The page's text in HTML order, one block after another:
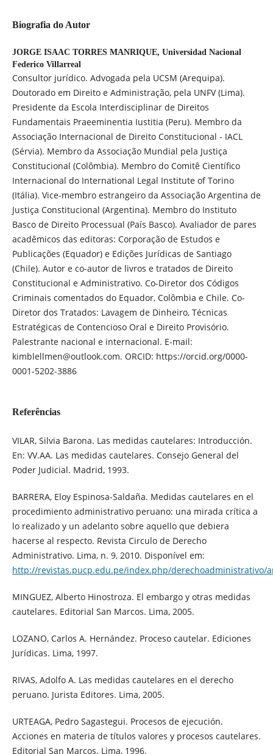
Biografia do Autor
JORGE ISAAC TORRES MANRIQUE, Universidad Nacional
Federico Villarreal
Consultor jurídico. Advogada pela UCSM (Arequipa).
Doutorado em Direito e Administração, pela UNFV (Lima).
Presidente da Escola Interdisciplinar de Direitos
Fundamentais Praeeminentia Iustitia (Peru). Membro da
Associação Internacional de Direito Constitucional - IACL
(Sérvia). Membro da Associação Mundial pela Justiça
Constitucional (Colômbia). Membro do Comitê Científico
Internacional do International Legal Institute of Torino
(Itália). Vice-membro estrangeiro da Associação Argentina de
Justiça Constitucional (Argentina). Membro do Instituto
Basco de Direito Processual (País Basco). Avaliador de pares
acadêmicos das editoras: Corporação de Estudos e
Publicações (Equador) e Edições Jurídicas de Santiago
(Chile). Autor e co-autor de livros e tratados de Direito
Constitucional e Administrativo. Co-Diretor dos Códigos
Criminais comentados do Equador, Colômbia e Chile. Co-
Diretor dos Tratados: Lavagem de Dinheiro, Técnicas
Estratégicas de Contencioso Oral e Direito Provisório.
Palestrante nacional e internacional. E-mail:
kimblellmen@outlook.com. ORCID: https://orcid.org/0000-
0001-5202-3886
Referências
VILAR, Silvia Barona. Las medidas cautelares: Introducción.
En: VV.AA. Las medidas cautelares. Consejo General del
Poder Judicial. Madrid, 1993.
BARRERA, Eloy Espinosa-Saldaña. Medidas cautelares en el
procedimiento administrativo peruano: una mirada crítica a
lo realizado y un adelanto sobre aquello que debiera
hacerse al respecto. Revista Circulo de Derecho
Administrativo. Lima, n. 9, 2010. Disponível em:
http://revistas.pucp.edu.pe/index.php/derechoadministrativo/
MINGUEZ, Alberto Hinostroza. El embargo y otras medidas
cautelares. Editorial San Marcos. Lima, 2005.
LOZANO, Carlos A. Hernández. Proceso cautelar. Ediciones
Jurídicas. Lima, 1997.
RIVAS, Adolfo A. Las medidas cautelares en el derecho
peruano. Jurista Editores. Lima, 2005.
URTEAGA, Pedro Sagastegui. Procesos de ejecución.
Acciones en materia de títulos valores y procesos cautelares.
Editorial San Marcos. Lima, 1996.